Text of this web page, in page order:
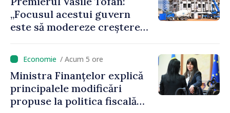
„Focusul acestui guvern
este să modereze creșterea
/ Acum 5 ore
Ministra Finanțelor explică
principalele modificări
propuse la politica fiscală